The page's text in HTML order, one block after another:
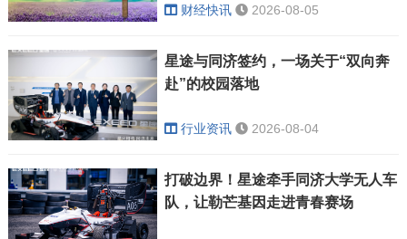
财经快讯 2026-08-05
星途与同济签约，一场关于“双向奔
赴”的校园落地
行业资讯 2026-08-04
打破边界！星途牵手同济大学无人车
队，让勒芒基因走进青春赛场